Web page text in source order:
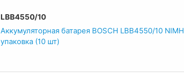
LBB4550/10
Аккумуляторная батарея BOSCH LBB4550/10 NIMH
упаковка (10 шт)